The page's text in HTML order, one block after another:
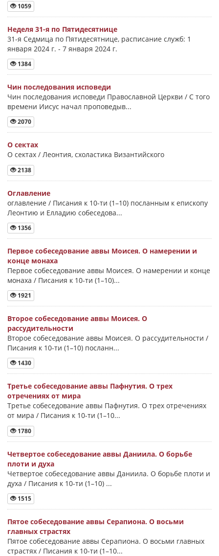
1059
Неделя 31-я по Пятидесятнице
31-я Седмица по Пятидесятнице, расписание служб: 1
января 2024 г. - 7 января 2024 г.
1384
Чин последования исповеди
Чин последования исповеди Православной Церкви / С того
времени Иисус начал проповедыв...
2070
О сектах
О сектах / Леонтия, схоластика Византийского
2138
Оглавление
оглавление / Писания к 10-ти (1–10) посланным к епископу
Леонтию и Елладию собеседова...
1356
Первое собеседование аввы Моисея. О намерении и
конце монаха
Первое собеседование аввы Моисея. О намерении и конце
монаха / Писания к 10-ти (1–10)...
1921
Второе собеседование аввы Моисея. О
рассудительности
Второе собеседование аввы Моисея. О рассудительности /
Писания к 10-ти (1–10) посланн...
1430
Третье собеседование аввы Пафнутия. О трех
отречениях от мира
Третье собеседование аввы Пафнутия. О трех отречениях
от мира / Писания к 10-ти (1–10...
1780
Четвертое собеседование аввы Даниила. О борьбе
плоти и духа
Четвертое собеседование аввы Даниила. О борьбе плоти и
духа / Писания к 10-ти (1–10) ...
1515
Пятое собеседование аввы Серапиона. О восьми
главных страстях
Пятое собеседование аввы Серапиона. О восьми главных
страстях / Писания к 10-ти (1–10...